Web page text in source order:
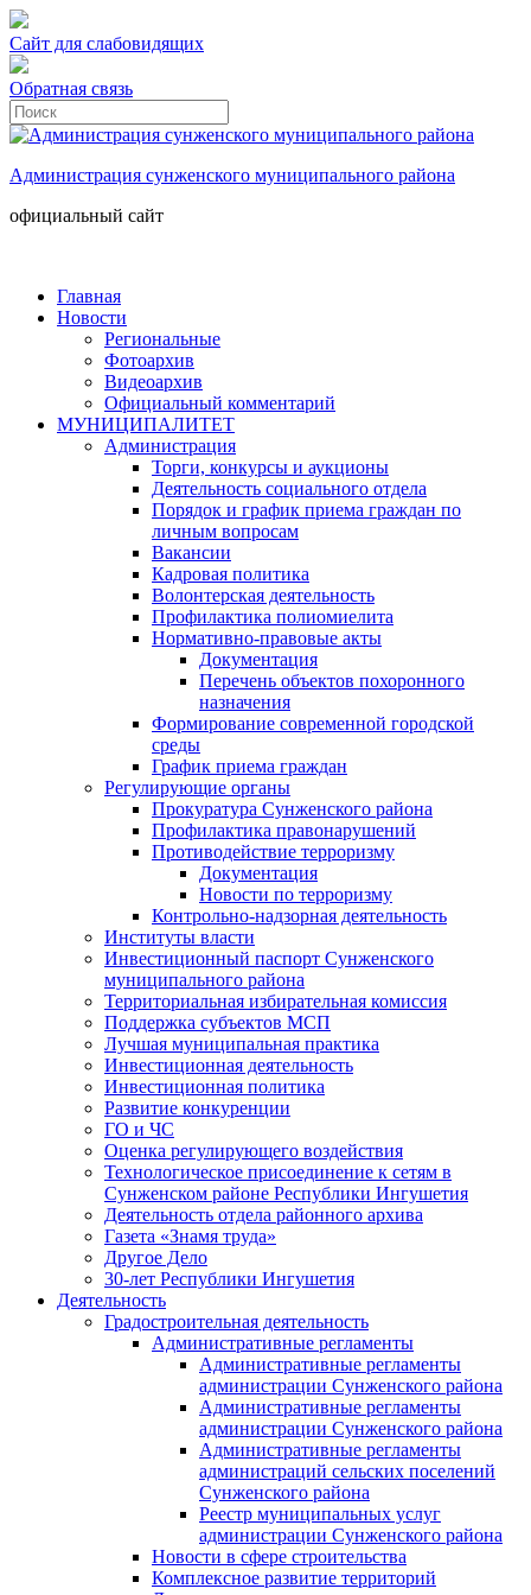
Сайт для слабовидящих
Обратная связь
Администрация сунженского муниципального района
официальный сайт
Главная
Новости
Региональные
Фотоархив
Видеоархив
Официальный комментарий
МУНИЦИПАЛИТЕТ
Администрация
Торги, конкурсы и аукционы
Деятельность социального отдела
Порядок и график приема граждан по
личным вопросам
Вакансии
Кадровая политика
Волонтерская деятельность
Профилактика полиомиелита
Нормативно-правовые акты
Документация
Перечень объектов похоронного
назначения
Формирование современной городской
среды
График приема граждан
Регулирующие органы
Прокуратура Сунженского района
Профилактика правонарушений
Противодействие терроризму
Документация
Новости по терроризму
Контрольно-надзорная деятельность
Институты власти
Инвестиционный паспорт Сунженского
муниципального района
Территориальная избирательная комиссия
Поддержка субъектов МСП
Лучшая муниципальная практика
Инвестиционная деятельность
Инвестиционная политика
Развитие конкуренции
ГО и ЧС
Оценка регулирующего воздействия
Технологическое присоединение к сетям в
Сунженском районе Республики Ингушетия
Деятельность отдела районного архива
Газета «Знамя труда»
Другое Дело
30-лет Республики Ингушетия
Деятельность
Градостроительная деятельность
Административные регламенты
Административные регламенты
администрации Сунженского района
Административные регламенты
администрации Сунженского района
Административные регламенты
администраций сельских поселений
Сунженского района
Реестр муниципальных услуг
администрации Сунженского района
Новости в сфере строительства
Комплексное развитие территорий